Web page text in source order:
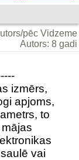
pēc Vidzeme
Autors: 8 gadi
izmērs,
apjoms,
to
vai